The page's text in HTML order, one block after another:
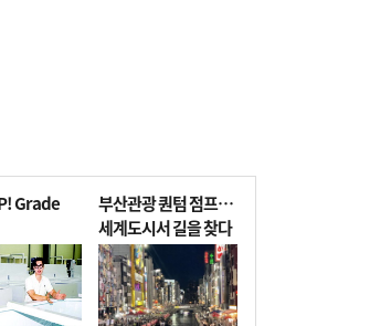
Grade
부산관광 퀀텀 점프…
세계도시서 길을 찾다